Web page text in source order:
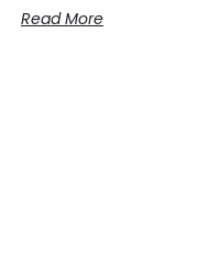
Read More